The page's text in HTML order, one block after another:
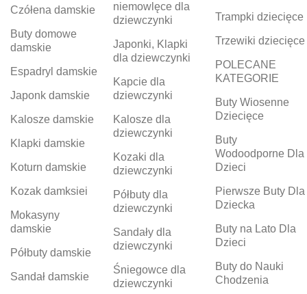
Czółena damskie
Buty domowe
damskie
Espadryl damskie
Japonk damskie
Kalosze damskie
Klapki damskie
Koturn damskie
Kozak damksiei
Mokasyny
damskie
Półbuty damskie
Sandał damskie
niemowlęce dla
dziewczynki
Japonki, Klapki
dla dziewczynki
Kapcie dla
dziewczynki
Kalosze dla
dziewczynki
Kozaki dla
dziewczynki
Półbuty dla
dziewczynki
Sandały dla
dziewczynki
Śniegowce dla
dziewczynki
Trampki dziecięce
Trzewiki dziecięce
POLECANE
KATEGORIE
Buty Wiosenne
Dziecięce
Buty
Wodoodporne Dla
Dzieci
Pierwsze Buty Dla
Dziecka
Buty na Lato Dla
Dzieci
Buty do Nauki
Chodzenia